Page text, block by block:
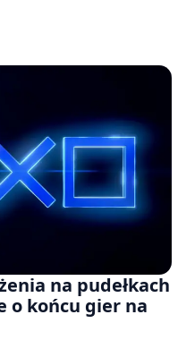
na pudełkach
o końcu gier na